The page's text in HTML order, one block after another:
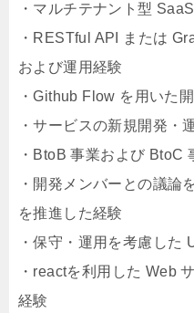
・マルチテナント型
・RESTful API または
および運用経験
・Github Flow を用いた
・サービスの新規開発・
・BtoB 事業および BtoC
・開発メンバーとの議論
を推進した経験
・保守・運用を考慮した
・reactを利用した Web
経験